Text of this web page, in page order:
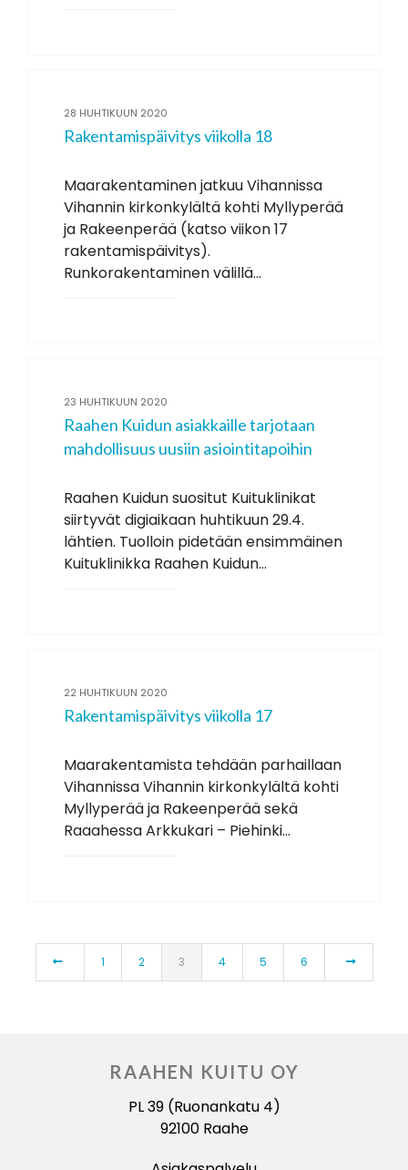
28 HUHTIKUUN 2020
Rakentamispäivitys viikolla 18
Maarakentaminen jatkuu Vihannissa
Vihannin kirkonkylältä kohti Myllyperää
ja Rakeenperää (katso viikon 17
rakentamispäivitys).
Runkorakentaminen välillä...
23 HUHTIKUUN 2020
Raahen Kuidun asiakkaille tarjotaan
mahdollisuus uusiin asiointitapoihin
Raahen Kuidun suositut Kuituklinikat
siirtyvät digiaikaan huhtikuun 29.4.
lähtien. Tuolloin pidetään ensimmäinen
Kuituklinikka Raahen Kuidun...
22 HUHTIKUUN 2020
Rakentamispäivitys viikolla 17
Maarakentamista tehdään parhaillaan
Vihannissa Vihannin kirkonkylältä kohti
Myllyperää ja Rakeenperää sekä
Raaahessa Arkkukari – Piehinki...
1 2 3 4 5 6
RAAHEN KUITU OY
PL 39 (Ruonankatu 4)
92100 Raahe